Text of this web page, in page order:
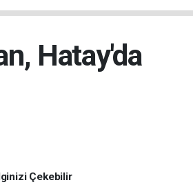
Hatay'da
Çekebilir